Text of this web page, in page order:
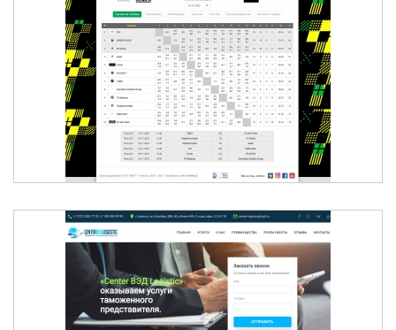
МИНИ-ФУТБОЛЬНАЯ ЛИГА Г. АЛМАТЫ